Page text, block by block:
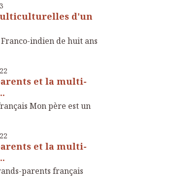
d'un
indien de huit ans
et la multi-
Mon père est un
et la multi-
parents français